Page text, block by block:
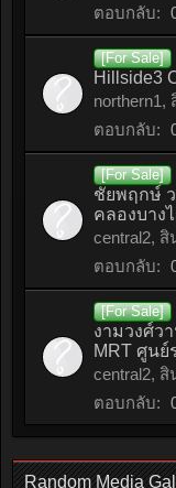
ตอบกลับ:
[For Sale]
Hillside3
northern1,
ตอบกลับ:
[For Sale]
ชัยพฤกษ์
คลองบาง
central2, สิ
ตอบกลับ:
[For Sale]
งามวงศ์ว
MRT ศูน
central2, สิ
ตอบกลับ:
Random Media